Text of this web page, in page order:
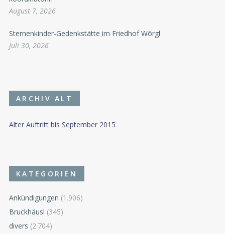
August 7, 2026
Sternenkinder-Gedenkstätte im Friedhof Wörgl
Juli 30, 2026
ARCHIV ALT
Alter Auftritt bis September 2015
KATEGORIEN
Ankündigungen (1.906)
Bruckhäusl (345)
divers (2.704)